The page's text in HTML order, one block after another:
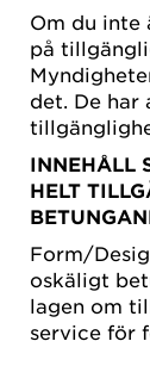
Om du inte
på
det. De har
INNEHÅLL
HELT
Form/
oskäligt
lagen om
service för